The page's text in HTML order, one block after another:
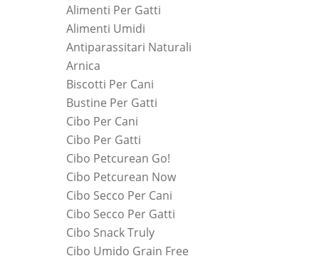
Alimenti Per Gatti
Alimenti Umidi
Antiparassitari Naturali
Arnica
Biscotti Per Cani
Bustine Per Gatti
Cibo Per Cani
Cibo Per Gatti
Cibo Petcurean Go!
Cibo Petcurean Now
Cibo Secco Per Cani
Cibo Secco Per Gatti
Cibo Snack Truly
Cibo Umido Grain Free